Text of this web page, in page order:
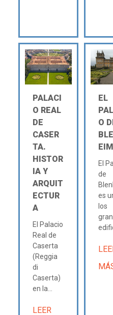
PALACI
O REAL
DE
CASER
TA.
HISTOR
IA Y
ARQUIT
ECTUR
A
El Palacio
Real de
Caserta
(Reggia
di
Caserta)
en la...
LEER
EL
O
EIM
El
de
es
los